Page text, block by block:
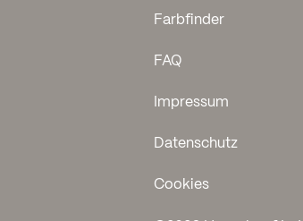
Farbfinder
FAQ
Impressum
Datenschutz
Cookies